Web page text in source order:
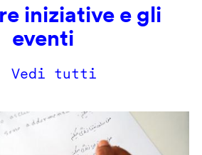
iniziative e gli
eventi
Vedi tutti